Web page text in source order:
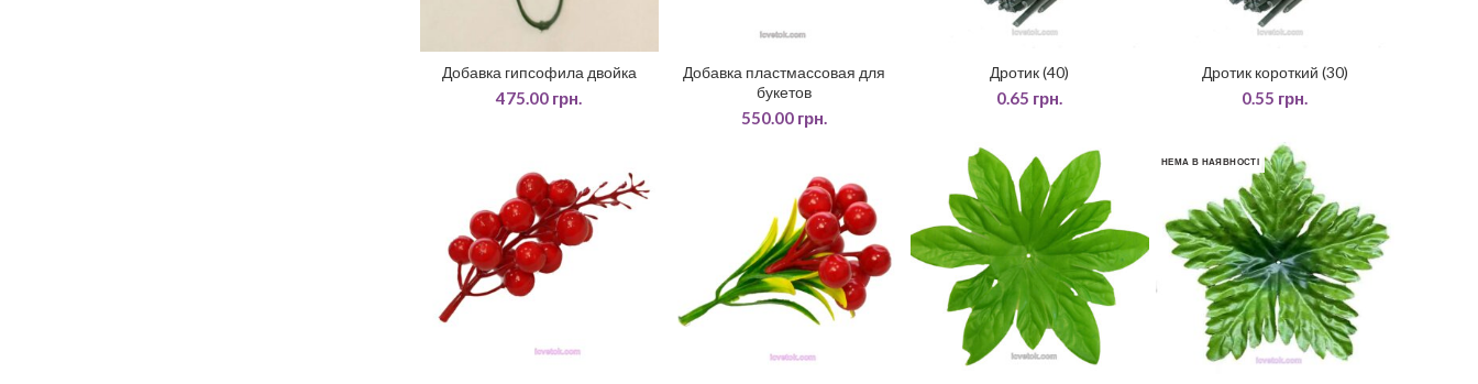
ДОДАТИ У КОШИК
Добавка гипсофила двойка
475.00 грн.
ДОДАТИ У КОШИК
Добавка пластмассовая для
букетов
550.00 грн.
ДОДАТИ У КОШИК
Дротик (40)
0.65 грн.
ДОДАТИ У КОШИК
Дротик короткий (30)
0.55 грн.
НЕМА В НАЯВНОСТІ